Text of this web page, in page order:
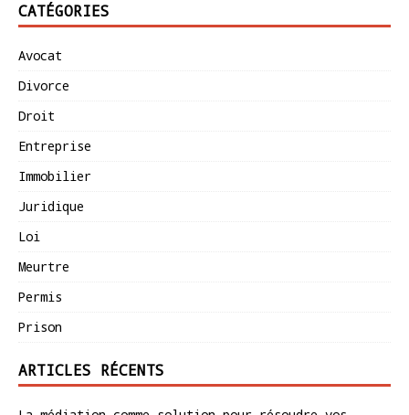
CATÉGORIES
Avocat
Divorce
Droit
Entreprise
Immobilier
Juridique
Loi
Meurtre
Permis
Prison
ARTICLES RÉCENTS